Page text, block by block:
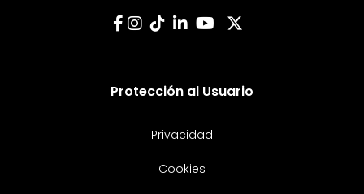
Protección al Usuario
Privacidad
Cookies